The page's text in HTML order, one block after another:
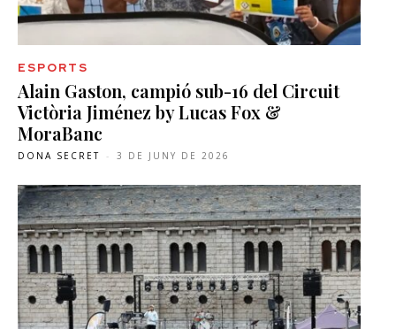
ESPORTS
Alain Gaston, campió sub-16 del Circuit
Victòria Jiménez by Lucas Fox &
MoraBanc
DONA SECRET - 3 DE JUNY DE 2026